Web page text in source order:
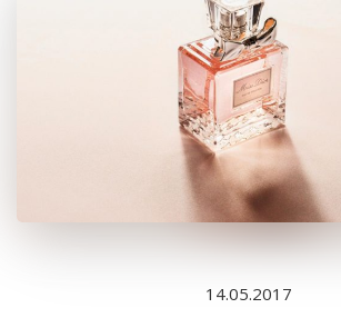
14.05.2017